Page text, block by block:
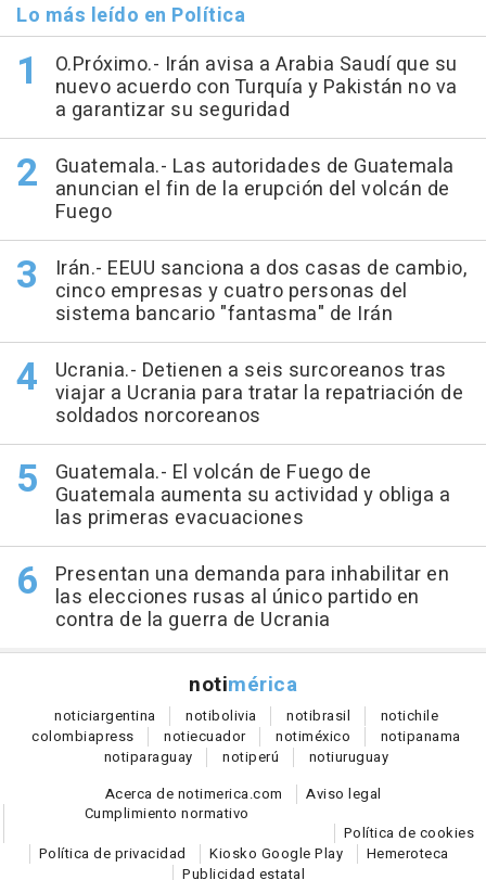
Lo más leído en Política
O.Próximo.- Irán avisa a Arabia Saudí que su
nuevo acuerdo con Turquía y Pakistán no va
a garantizar su seguridad
Guatemala.- Las autoridades de Guatemala
anuncian el fin de la erupción del volcán de
Fuego
Irán.- EEUU sanciona a dos casas de cambio,
cinco empresas y cuatro personas del
sistema bancario "fantasma" de Irán
Ucrania.- Detienen a seis surcoreanos tras
viajar a Ucrania para tratar la repatriación de
soldados norcoreanos
Guatemala.- El volcán de Fuego de
Guatemala aumenta su actividad y obliga a
las primeras evacuaciones
Presentan una demanda para inhabilitar en
las elecciones rusas al único partido en
contra de la guerra de Ucrania
notimérica
noticiargentina notibolivia notibrasil notichile
colombiapress notiecuador notiméxico notipanama
notiparaguay notiperú notiuruguay
Acerca de notimerica.com
Aviso legal
Cumplimiento normativo
Política de cookies
Política de privacidad
Kiosko Google Play
Hemeroteca
Publicidad estatal